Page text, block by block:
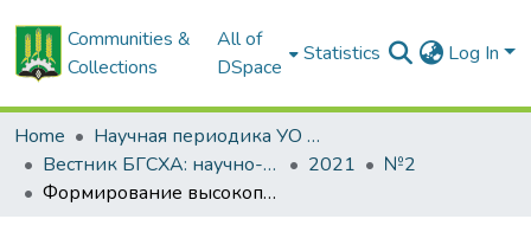
Communities &
Collections
All of
DSpace
Statistics Log In
Home
Научная периодика УО БГСХА
Вестник БГСХА: научно-методический журнал Белорусской государственной сельскохозяйственной академии
2021
№2
Формирование высокопродуктивного ценоза льна масличного в зависимости от нормы высева семян